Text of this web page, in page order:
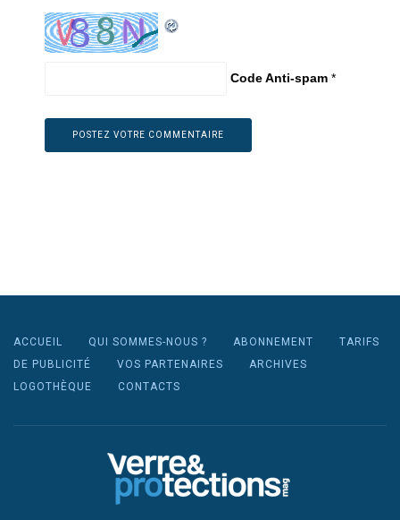
Code Anti-spam *
ACCUEIL QUI SOMMES-NOUS ? ABONNEMENT
TARIFS
DE PUBLICITÉ
VOS PARTENAIRES
ARCHIVES
LOGOTHÈQUE
CONTACTS